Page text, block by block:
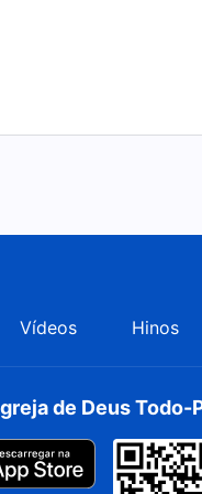
Vídeos Hinos
de Deus Todo-